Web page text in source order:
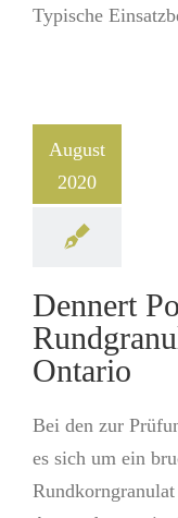
Typische
August
2020
Dennert
Ontario
Bei den zur
es sich um ein